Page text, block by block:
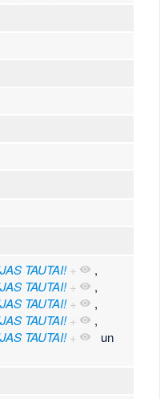
TAUTAI! +
,
TAUTAI! +
,
TAUTAI! +
,
TAUTAI! +
,
TAUTAI! +
un